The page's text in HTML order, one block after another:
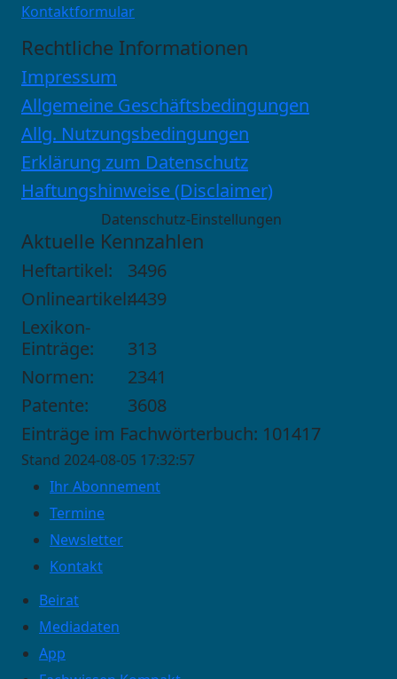
Kontaktformular
Rechtliche Informationen
Impressum
Allgemeine Geschäftsbedingungen
Allg. Nutzungsbedingungen
Erklärung zum Datenschutz
Haftungshinweise (Disclaimer)
Datenschutz-Einstellungen
Aktuelle Kennzahlen
Heftartikel:
3496
Onlineartikel:4439
Lexikon-
Einträge:
313
Normen:
2341
Patente:
3608
Einträge im Fachwörterbuch: 101417
Stand 2024-08-05 17:32:57
Ihr Abonnement
Termine
Newsletter
Kontakt
Beirat
Mediadaten
App